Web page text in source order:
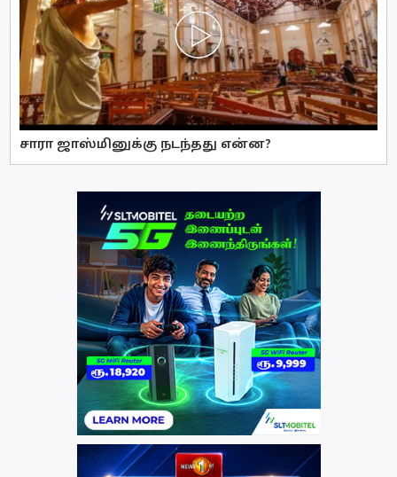
சாரா ஜாஸ்மினுக்கு நடந்தது என்ன?